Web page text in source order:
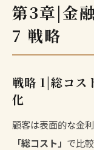
第3章|金
7 戦略
戦略 1|総コス
化
顧客は表面的な金利
「総コスト」 で比